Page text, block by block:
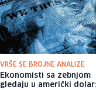
VRŠE SE BROJNE ANALIZE
Ekonomisti sa zebnjom
gledaju u američki